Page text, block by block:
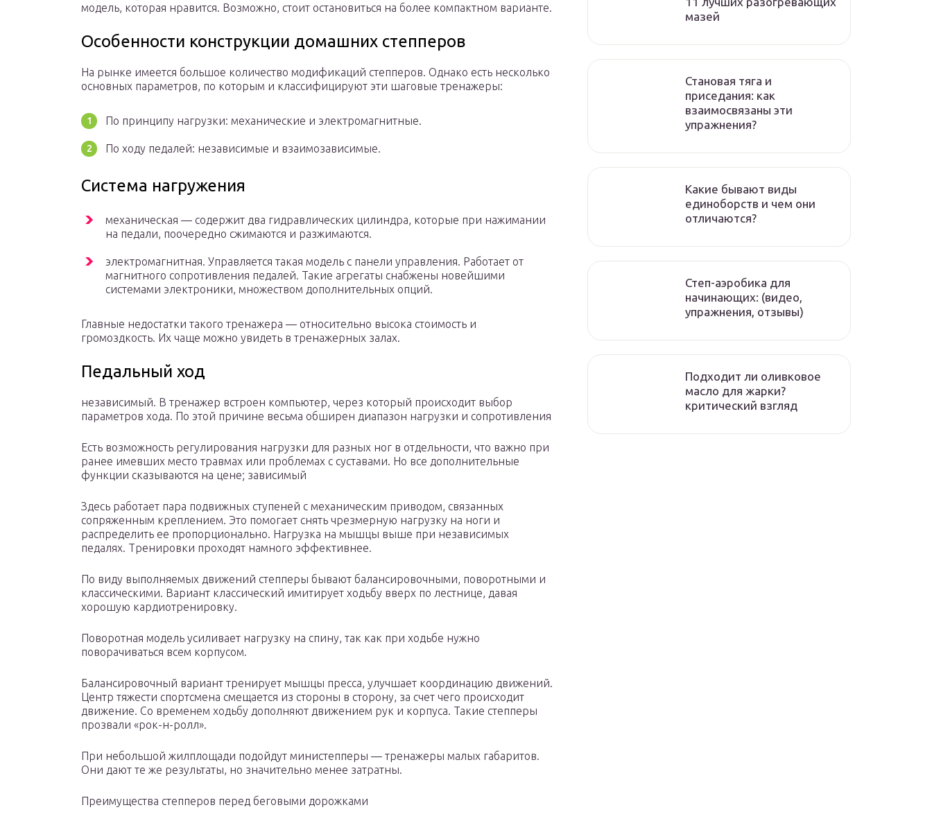
модель, которая нравится. Возможно, стоит остановиться на более компактном варианте.
Особенности конструкции домашних степперов
На рынке имеется большое количество модификаций степперов. Однако есть несколько
основных параметров, по которым и классифицируют эти шаговые тренажеры:
По принципу нагрузки: механические и электромагнитные.
По ходу педалей: независимые и взаимозависимые.
Система нагружения
механическая — содержит два гидравлических цилиндра, которые при нажимании
на педали, поочередно сжимаются и разжимаются.
электромагнитная. Управляется такая модель с панели управления. Работает от
магнитного сопротивления педалей. Такие агрегаты снабжены новейшими
системами электроники, множеством дополнительных опций.
Главные недостатки такого тренажера — относительно высока стоимость и
громоздкость. Их чаще можно увидеть в тренажерных залах.
Педальный ход
независимый. В тренажер встроен компьютер, через который происходит выбор
параметров хода. По этой причине весьма обширен диапазон нагрузки и сопротивления
Есть возможность регулирования нагрузки для разных ног в отдельности, что важно при
ранее имевших место травмах или проблемах с суставами. Но все дополнительные
функции сказываются на цене; зависимый
Здесь работает пара подвижных ступеней с механическим приводом, связанных
сопряженным креплением. Это помогает снять чрезмерную нагрузку на ноги и
распределить ее пропорционально. Нагрузка на мышцы выше при независимых
педалях. Тренировки проходят намного эффективнее.
По виду выполняемых движений степперы бывают балансировочными, поворотными и
классическими. Вариант классический имитирует ходьбу вверх по лестнице, давая
хорошую кардиотренировку.
Поворотная модель усиливает нагрузку на спину, так как при ходьбе нужно
поворачиваться всем корпусом.
Балансировочный вариант тренирует мышцы пресса, улучшает координацию движений.
Центр тяжести спортсмена смещается из стороны в сторону, за счет чего происходит
движение. Со временем ходьбу дополняют движением рук и корпуса. Такие степперы
прозвали «рок-н-ролл».
При небольшой жилплощади подойдут министепперы — тренажеры малых габаритов.
Они дают те же результаты, но значительно менее затратны.
Преимущества степперов перед беговыми дорожками
мазей
Становая тяга и
приседания: как
взаимосвязаны эти
упражнения?
Какие бывают виды
единоборств и чем они
отличаются?
Степ-аэробика для
начинающих: (видео,
упражнения, отзывы)
Подходит ли оливковое
масло для жарки?
критический взгляд